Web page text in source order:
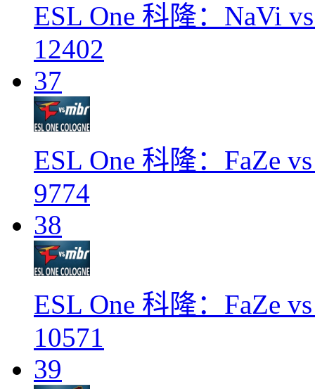
ESL One 科隆：NaVi
12402
37
ESL One 科隆：FaZe
9774
38
ESL One 科隆：FaZe
10571
39